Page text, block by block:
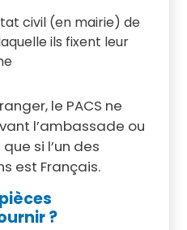
civil (en mairie) de
ils fixent leur
le PACS ne
l’ambassade ou
si l’un des
est Français.
?